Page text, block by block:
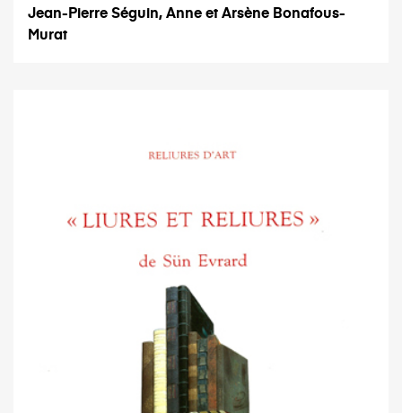
Jean-Pierre Séguin, Anne et Arsène Bonafous-
Murat